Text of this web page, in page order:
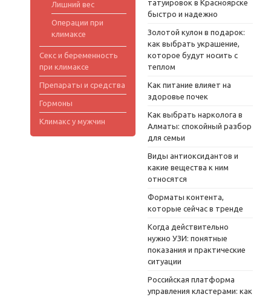
Лишний вес
Операции при
климаксе
Секс и беременность
при климаксе
Препараты и средства
Гормоны
Климакс у мужчин
татуировок в Красноярске
быстро и надежно
Золотой кулон в подарок:
как выбрать украшение,
которое будут носить с
теплом
Как питание влияет на
здоровье почек
Как выбрать нарколога в
Алматы: спокойный разбор
для семьи
Виды антиоксидантов и
какие вещества к ним
относятся
Форматы контента,
которые сейчас в тренде
Когда действительно
нужно УЗИ: понятные
показания и практические
ситуации
Российская платформа
управления кластерами: как